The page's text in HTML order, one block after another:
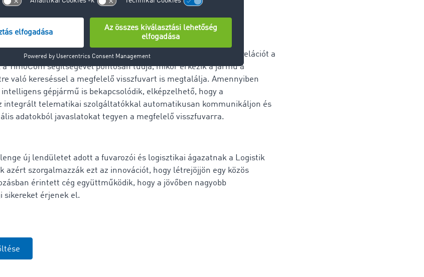
ez a hálózat arra jó, hogy ha például egy fuvarszervező egy relációt a
TimoCom segítségével pontosan tudja, mikor érkezik a jármű a
való kereséssel a megfelelő visszfuvart is megtalálja. Amennyiben
gépjármű is bekapcsolódik, elképzelhető, hogy a
integrált telematikai szolgáltatókkal automatikusan kommunikáljon és
adatokból javaslatokat tegyen a megfelelő visszfuvarra.
új lendületet adott a fuvarozói és logisztikai ágazatnak a Logistik
azért szorgalmazzák ezt az innovációt, hogy létrejöjjön egy közös
érintett cég együttműködik, hogy a jövőben nagyobb
sikereket érjenek el.